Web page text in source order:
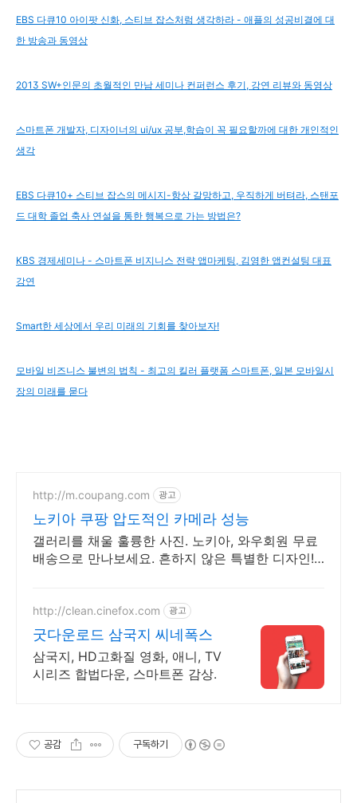
EBS 다큐10 아이팟 신화, 스티브 잡스처럼 생각하라 - 애플의 성공비결에 대
한 방송과 동영상
2013 SW+인문의 초월적인 만남 세미나 컨퍼런스 후기, 강연 리뷰와 동영상
스마트폰 개발자, 디자이너의 ui/ux 공부,학습이 꼭 필요할까에 대한 개인적인
생각
EBS 다큐10+ 스티브 잡스의 메시지-항상 갈망하고, 우직하게 버텨라, 스탠포
드 대학 졸업 축사 연설을 통한 행복으로 가는 방법은?
KBS 경제세미나 - 스마트폰 비지니스 전략 앱마케팅, 김영한 앱컨설팅 대표
강연
Smart한 세상에서 우리 미래의 기회를 찾아보자!
모바일 비즈니스 불변의 법칙 - 최고의 킬러 플랫폼 스마트폰, 일본 모바일시
장의 미래를 묻다
http://m.coupang.com 광고
노키아 쿠팡 압도적인 카메라 성능
갤러리를 채울 훌륭한 사진. 노키아, 와우회원 무료
배송으로 만나보세요. 흔하지 않은 특별한 디자인!
http://clean.cinefox.com 광고
굿다운로드 삼국지 씨네폭스
삼국지, HD고화질 영화, 애니, TV
시리즈 합법다운, 스마트폰 감상.
공감 구독하기